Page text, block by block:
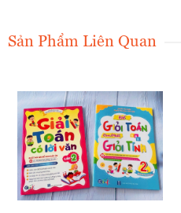
Sản Phẩm Liên Quan